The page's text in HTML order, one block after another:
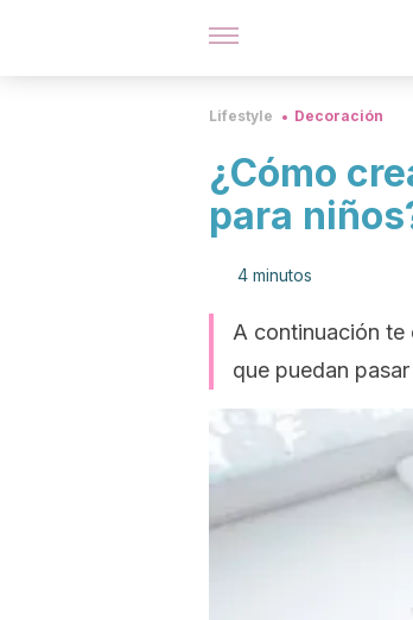
Lifestyle Decoración
¿Cómo
para
4 minutos
A continuación te
que puedan